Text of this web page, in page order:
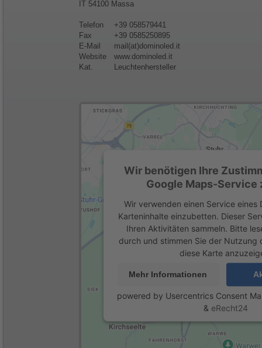
IT 54100 Massa
Telefon
+39 058579441
Fax
+39 0585250895
E-Mail
mail(at)dominoled.it
Website
www.dominoled.it
Kat.
Leuchtenhersteller
Wir benötigen Ihre
Google Maps-Service
Wir verwenden einen Service eines
Karteninhalte einzubetten. Dieser
Ihren Aktivitäten sammeln. Bitte
durch und stimmen Sie der Nutzung
diese Karte
Mehr Informationen
powered by Usercentrics Consent
& eRecht24